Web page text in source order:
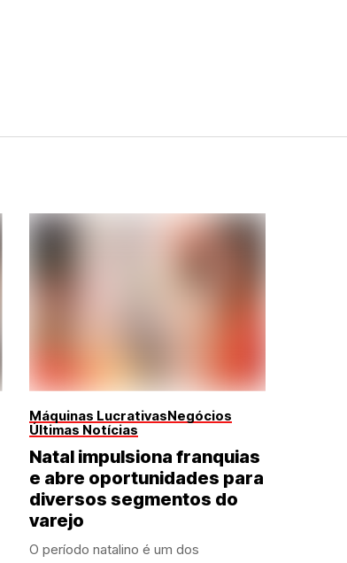
Máquinas LucrativasNegócios
Últimas Notícias
Natal impulsiona franquias
e abre oportunidades para
diversos segmentos do
varejo
O período natalino é um dos